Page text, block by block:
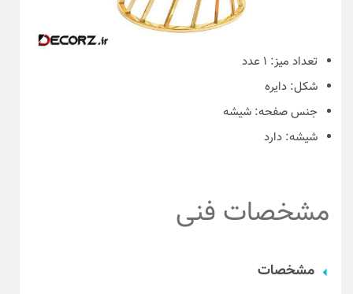
تعداد میز: ۱ عدد
شکل: دایره
جنس صفحه: شیشه
شیشه: دارد
مشخصات فنی
مشخصات